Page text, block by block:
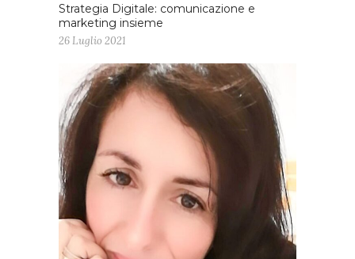
Strategia Digitale: comunicazione e
marketing insieme
26 Luglio 2021